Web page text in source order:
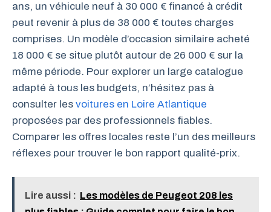
ans, un véhicule neuf à 30 000 € financé à crédit
peut revenir à plus de 38 000 € toutes charges
comprises. Un modèle d’occasion similaire acheté
18 000 € se situe plutôt autour de 26 000 € sur la
même période. Pour explorer un large catalogue
adapté à tous les budgets, n’hésitez pas à
consulter les voitures en Loire Atlantique
proposées par des professionnels fiables.
Comparer les offres locales reste l’un des meilleurs
réflexes pour trouver le bon rapport qualité-prix.
Lire aussi : Les modèles de Peugeot 208 les